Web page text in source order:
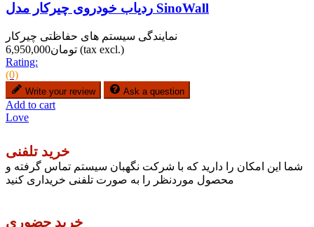
ردیاب خودروی چیرکار مدل SinoWall
نمایندگی سیستم های حفاظتی چیرکار
تومان6,950,000 (tax excl.)
Rating:
(0)
Write your review Ask a question
Add to cart
Love
خرید تلفنی
شما این امکان را دارید که با شرکت نگهبان سیستم تماس گرفته و
محصول موردنظر را به صورت تلفنی خریداری کنید
خرید حضوری